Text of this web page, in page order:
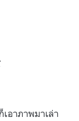
อาภาพมาเล่า